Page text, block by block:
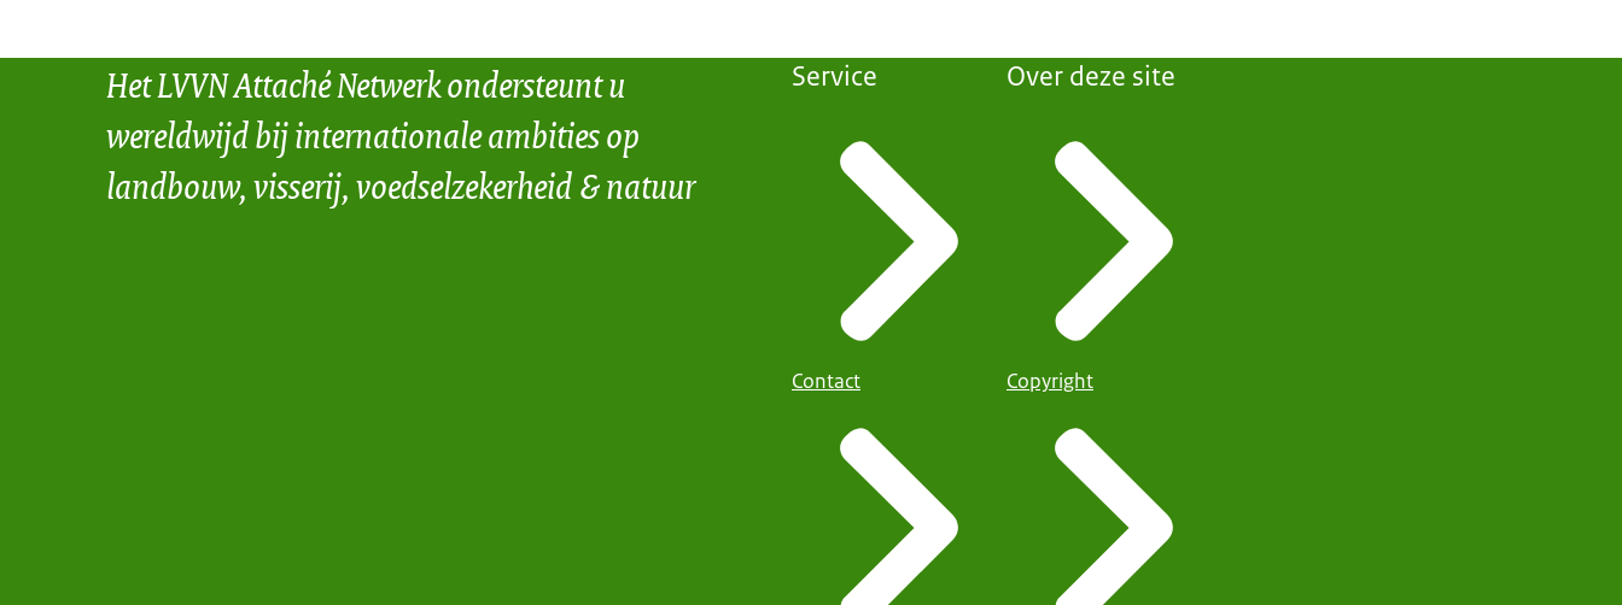
Het LVVN Attaché Netwerk ondersteunt u
wereldwijd bij internationale ambities op
landbouw, visserij, voedselzekerheid & natuur
Service
Contact
Over deze site
Copyright